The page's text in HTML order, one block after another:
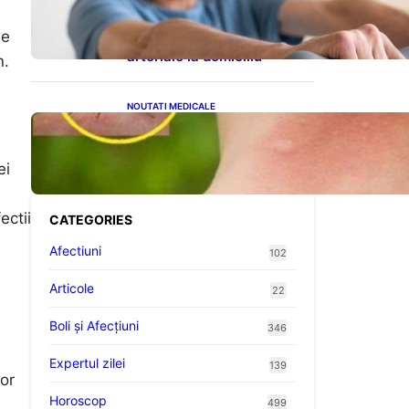
cardiovasculare: Patru
exerciții simple pentru
reducerea tensiunii
arteriale la domiciliu
NOUTATI MEDICALE
Cum bacteriile pielii
influențează atracția
țânțarilor: O nouă viziune
asupra alegerii victimelor
CATEGORIES
Afectiuni
102
Articole 22
Boli și Afecțiuni 346
Expertul zilei 139
Horoscop 499